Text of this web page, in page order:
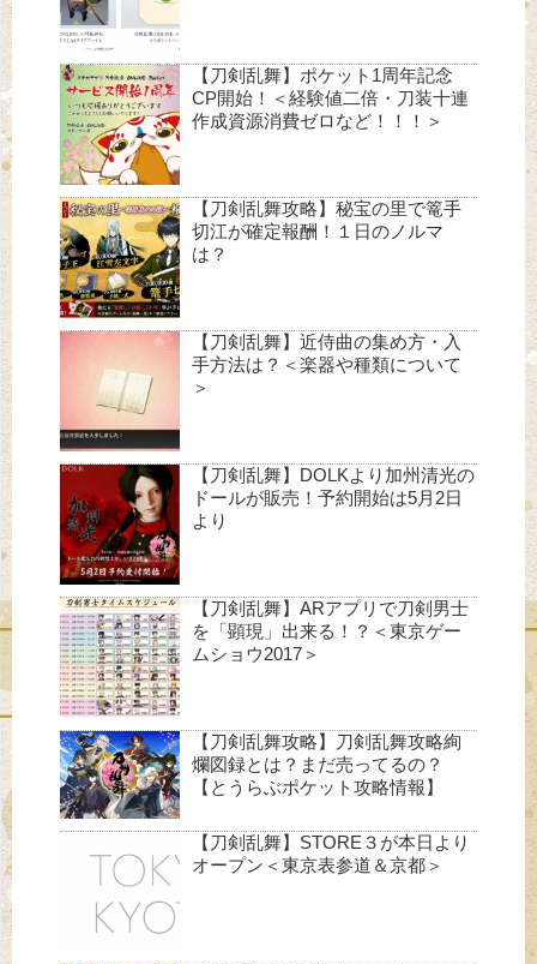
【刀剣乱舞】ポケット1周年記念
CP開始！＜経験値二倍・刀装十連
作成資源消費ゼロなど！！！＞
【刀剣乱舞攻略】秘宝の里で篭手
切江が確定報酬！１日のノルマ
は？
【刀剣乱舞】近侍曲の集め方・入
手方法は？＜楽器や種類について
＞
【刀剣乱舞】DOLKより加州清光の
ドールが販売！予約開始は5月2日
より
【刀剣乱舞】ARアプリで刀剣男士
を「顕現」出来る！？＜東京ゲー
ムショウ2017＞
【刀剣乱舞攻略】刀剣乱舞攻略絢
爛図録とは？まだ売ってるの？
【とうらぶポケット攻略情報】
【刀剣乱舞】STORE３が本日より
オープン＜東京表参道＆京都＞